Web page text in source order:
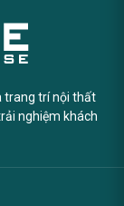
trang trí nội thất
nghiệm khách